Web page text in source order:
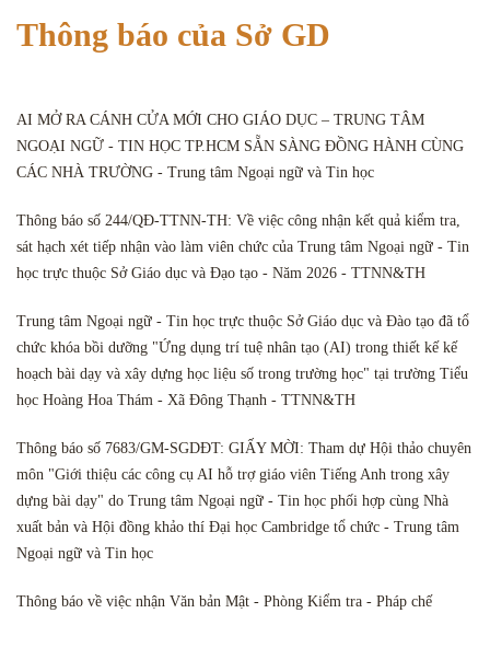
Thông báo của Sở GD
AI MỞ RA CÁNH CỬA MỚI CHO GIÁO DỤC – TRUNG TÂM
NGOẠI NGỮ - TIN HỌC TP.HCM SẴN SÀNG ĐỒNG HÀNH CÙNG
CÁC NHÀ TRƯỜNG - Trung tâm Ngoại ngữ và Tin học
Thông báo số 244/QĐ-TTNN-TH: Về việc công nhận kết quả kiểm tra,
sát hạch xét tiếp nhận vào làm viên chức của Trung tâm Ngoại ngữ - Tin
học trực thuộc Sở Giáo dục và Đạo tạo - Năm 2026 - TTNN&TH
Trung tâm Ngoại ngữ - Tin học trực thuộc Sở Giáo dục và Đào tạo đã tổ
chức khóa bồi dưỡng "Ứng dụng trí tuệ nhân tạo (AI) trong thiết kế kế
hoạch bài dạy và xây dựng học liệu số trong trường học" tại trường Tiểu
học Hoàng Hoa Thám - Xã Đông Thạnh - TTNN&TH
Thông báo số 7683/GM-SGDĐT: GIẤY MỜI: Tham dự Hội thảo chuyên
môn "Giới thiệu các công cụ AI hỗ trợ giáo viên Tiếng Anh trong xây
dựng bài dạy" do Trung tâm Ngoại ngữ - Tin học phối hợp cùng Nhà
xuất bản và Hội đồng khảo thí Đại học Cambridge tổ chức - Trung tâm
Ngoại ngữ và Tin học
Thông báo về việc nhận Văn bản Mật - Phòng Kiểm tra - Pháp chế